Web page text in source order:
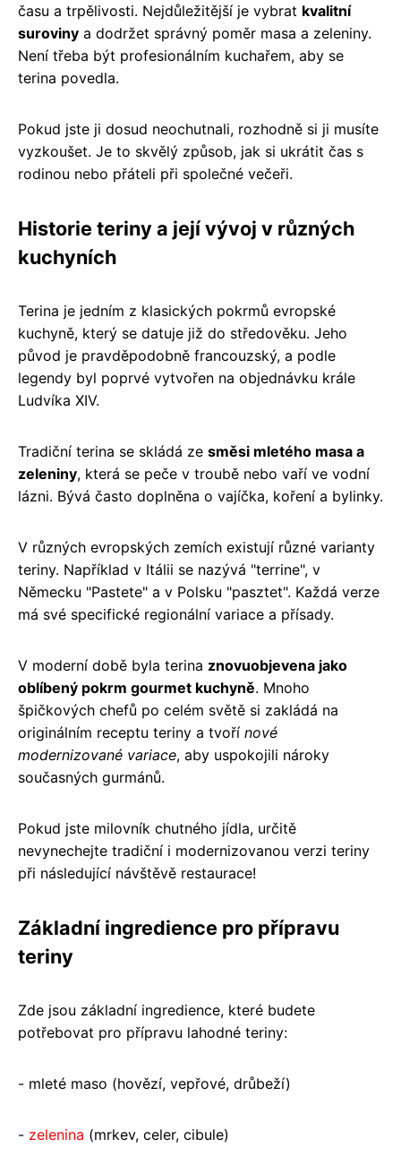
času a trpělivosti. Nejdůležitější je vybrat kvalitní
suroviny a dodržet správný poměr masa a zeleniny.
Není třeba být profesionálním kuchařem, aby se
terina povedla.
Pokud jste ji dosud neochutnali, rozhodně si ji musíte
vyzkoušet. Je to skvělý způsob, jak si ukrátit čas s
rodinou nebo přáteli při společné večeři.
Historie teriny a její vývoj v různých
kuchyních
Terina je jedním z klasických pokrmů evropské
kuchyně, který se datuje již do středověku. Jeho
původ je pravděpodobně francouzský, a podle
legendy byl poprvé vytvořen na objednávku krále
Ludvíka XIV.
Tradiční terina se skládá ze směsi mletého masa a
zeleniny, která se peče v troubě nebo vaří ve vodní
lázni. Bývá často doplněna o vajíčka, koření a bylinky.
V různých evropských zemích existují různé varianty
teriny. Například v Itálii se nazývá "terrine", v
Německu "Pastete" a v Polsku "pasztet". Každá verze
má své specifické regionální variace a přísady.
V moderní době byla terina znovuobjevena jako
oblíbený pokrm gourmet kuchyně. Mnoho
špičkových chefů po celém světě si zakládá na
originálním receptu teriny a tvoří nové
modernizované variace, aby uspokojili nároky
současných gurmánů.
Pokud jste milovník chutného jídla, určitě
nevynechejte tradiční i modernizovanou verzi teriny
při následující návštěvě restaurace!
Základní ingredience pro přípravu
teriny
Zde jsou základní ingredience, které budete
potřebovat pro přípravu lahodné teriny:
- mleté maso (hovězí, vepřové, drůbeží)
- zelenina (mrkev, celer, cibule)